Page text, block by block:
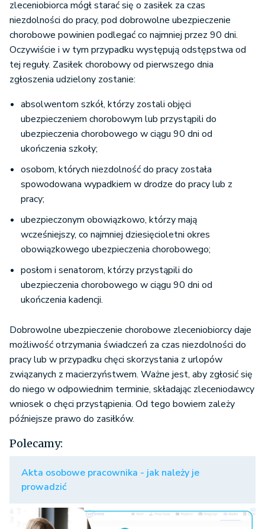
zleceniobiorca mógł starać się o zasiłek za czas
niezdolności do pracy, pod dobrowolne ubezpieczenie
chorobowe powinien podlegać co najmniej przez 90 dni.
Oczywiście i w tym przypadku występują odstępstwa od
tej reguły. Zasiłek chorobowy od pierwszego dnia
zgłoszenia udzielony zostanie:
absolwentom szkół, którzy zostali objęci
ubezpieczeniem chorobowym lub przystąpili do
ubezpieczenia chorobowego w ciągu 90 dni od
ukończenia szkoły;
osobom, których niezdolność do pracy została
spowodowana wypadkiem w drodze do pracy lub z
pracy;
ubezpieczonym obowiązkowo, którzy mają
wcześniejszy, co najmniej dziesięcioletni okres
obowiązkowego ubezpieczenia chorobowego;
posłom i senatorom, którzy przystąpili do
ubezpieczenia chorobowego w ciągu 90 dni od
ukończenia kadencji.
Dobrowolne ubezpieczenie chorobowe zleceniobiorcy daje
możliwość otrzymania świadczeń za czas niezdolności do
pracy lub w przypadku chęci skorzystania z urlopów
związanych z macierzyństwem. Ważne jest, aby zgłosić się
do niego w odpowiednim terminie, składając zleceniodawcy
wniosek o chęci przystąpienia. Od tego bowiem zależy
późniejsze prawo do zasiłków.
Polecamy:
Akta osobowe pracownika - jak należy je
prowadzić